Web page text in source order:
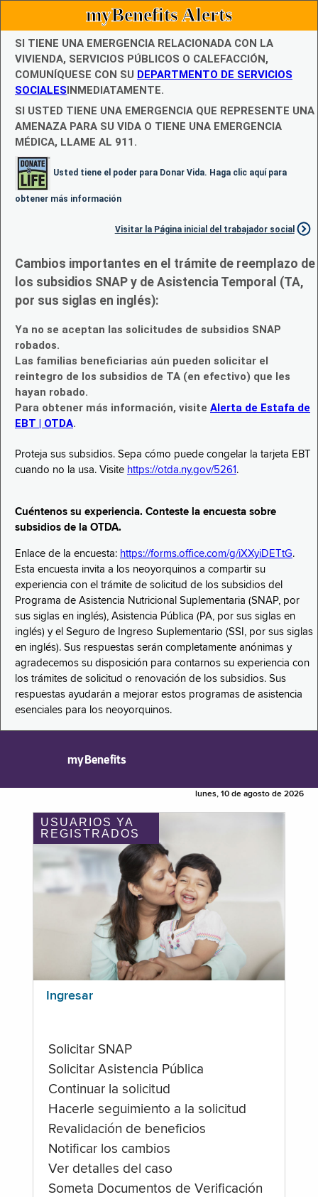
myBenefits Alerts
SI TIENE UNA EMERGENCIA RELACIONADA CON LA
VIVIENDA, SERVICIOS PÚBLICOS O CALEFACCIÓN,
COMUNÍQUESE CON SU DEPARTMENTO DE SERVICIOS
SOCIALESINMEDIATAMENTE.
SI USTED TIENE UNA EMERGENCIA QUE REPRESENTE UNA
AMENAZA PARA SU VIDA O TIENE UNA EMERGENCIA
MÉDICA, LLAME AL 911.
Usted tiene el poder para Donar Vida. Haga clic aquí para
obtener más información
Visitar la Página inicial del trabajador social
Cambios importantes en el trámite de reemplazo de
los subsidios SNAP y de Asistencia Temporal (TA,
por sus siglas en inglés):
Ya no se aceptan las solicitudes de subsidios SNAP
robados.
Las familias beneficiarias aún pueden solicitar el
reintegro de los subsidios de TA (en efectivo) que les
hayan robado.
Para obtener más información, visite Alerta de Estafa de
EBT | OTDA.
Proteja sus subsidios. Sepa cómo puede congelar la tarjeta EBT
cuando no la usa. Visite https://otda.ny.gov/5261 .
Cuéntenos su experiencia. Conteste la encuesta sobre
subsidios de la OTDA.
Enlace de la encuesta: https://forms.office.com/g/iXXyiDETtG.
Esta encuesta invita a los neoyorquinos a compartir su
experiencia con el trámite de solicitud de los subsidios del
Programa de Asistencia Nutricional Suplementaria (SNAP, por
sus siglas en inglés), Asistencia Pública (PA, por sus siglas en
inglés) y el Seguro de Ingreso Suplementario (SSI, por sus siglas
en inglés). Sus respuestas serán completamente anónimas y
agradecemos su disposición para contarnos su experiencia con
los trámites de solicitud o renovación de los subsidios. Sus
respuestas ayudarán a mejorar estos programas de asistencia
esenciales para los neoyorquinos.
myBenefits
lunes, 10 de agosto de 2026
USUARIOS YA
REGISTRADOS
Ingresar
Solicitar SNAP
Solicitar Asistencia Pública
Continuar la solicitud
Hacerle seguimiento a la solicitud
Revalidación de beneficios
Notificar los cambios
Ver detalles del caso
Someta Documentos de Verificación